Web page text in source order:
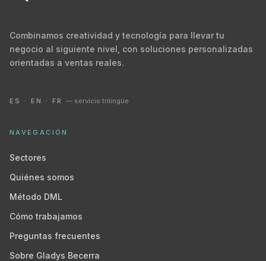
Combinamos creatividad y tecnología para llevar tu
negocio al siguiente nivel, con soluciones personalizadas
orientadas a ventas reales.
ES · EN · FR— servicio trilingüe
NAVEGACIÓN
Sectores
Quiénes somos
Método DML
Cómo trabajamos
Preguntas frecuentes
Sobre Gladys Becerra